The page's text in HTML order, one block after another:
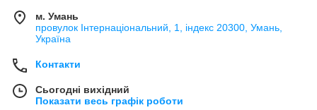
м. Умань
провулок Інтернаціональний, 1, індекс 20300, Умань,
Україна
Контакти
Сьогодні вихідний
Показати весь графік роботи